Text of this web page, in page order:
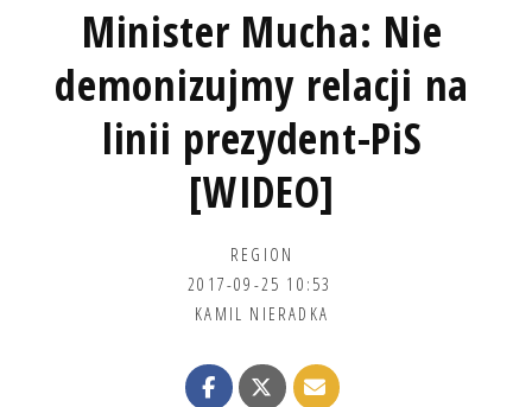
Minister Mucha: Nie
demonizujmy relacji na
linii prezydent-PiS
[WIDEO]
REGION
2017-09-25 10:53
KAMIL NIERADKA